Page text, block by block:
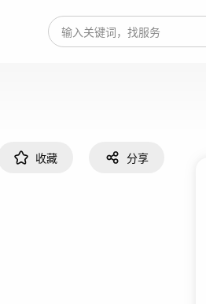
收藏 分享